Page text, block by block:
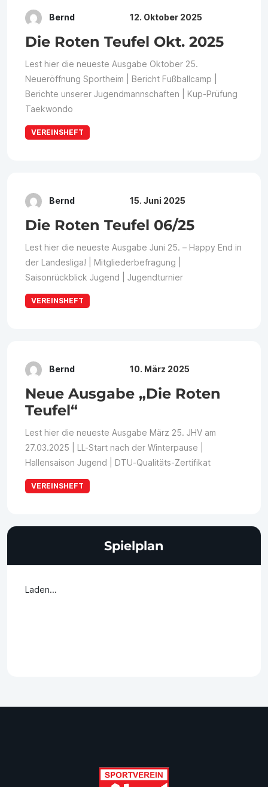
Bernd 12. Oktober 2025
Die Roten Teufel Okt. 2025
Lest hier die neueste Ausgabe Oktober 25.
Neueröffnung Sportheim | Bericht Fußballcamp |
Berichte unserer Jugendmannschaften | Kup-Prüfung
Taekwondo
VEREINSHEFT
Bernd 15. Juni 2025
Die Roten Teufel 06/25
Lest hier die neueste Ausgabe Juni 25. – Happy End in
der Landesliga! | Mitgliederbefragung |
Saisonrückblick Jugend | Jugendturnier
VEREINSHEFT
Bernd 10. März 2025
Neue Ausgabe „Die Roten
Teufel“
Lest hier die neueste Ausgabe März 25. JHV am
27.03.2025 | LL-Start nach der Winterpause |
Hallensaison Jugend | DTU-Qualitäts-Zertifikat
VEREINSHEFT
Spielplan
Laden...